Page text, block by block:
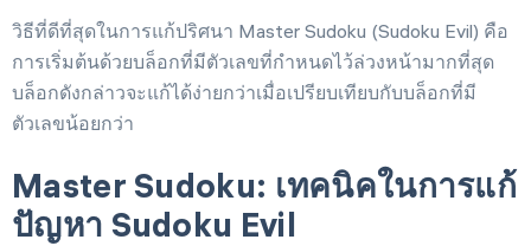
วิธีที่ดีที่สุดในการแก้ปริศนา Master Sudoku (Sudoku Evil) คือ
การเริ่มต้นด้วยบล็อกที่มีตัวเลขที่กำหนดไว้ล่วงหน้ามากที่สุด
บล็อกดังกล่าวจะแก้ได้ง่ายกว่าเมื่อเปรียบเทียบกับบล็อกที่มี
ตัวเลขน้อยกว่า
Master Sudoku: เทคนิคในการแก้
ปัญหา Sudoku Evil